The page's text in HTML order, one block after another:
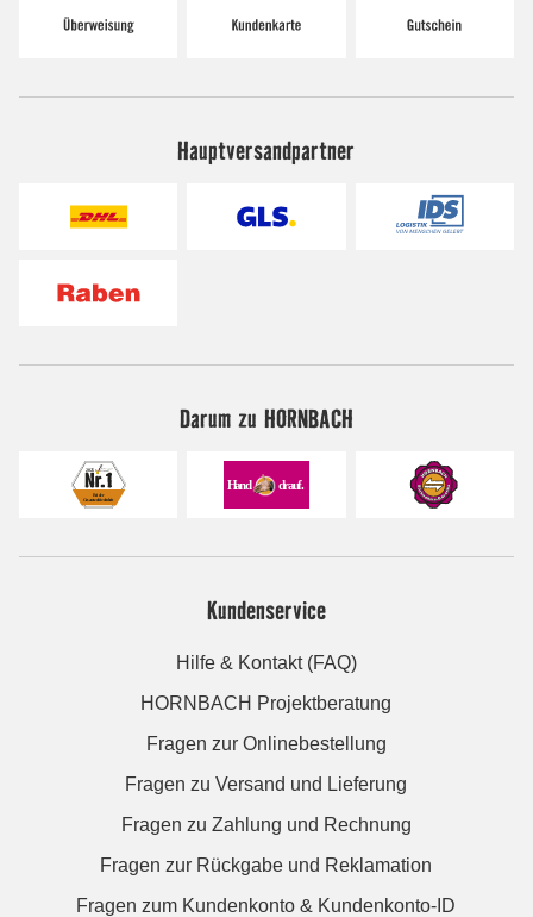
Hauptversandpartner
Darum zu HORNBACH
Kundenservice
Hilfe & Kontakt (FAQ)
HORNBACH Projektberatung
Fragen zur Onlinebestellung
Fragen zu Versand und Lieferung
Fragen zu Zahlung und Rechnung
Fragen zur Rückgabe und Reklamation
Fragen zum Kundenkonto & Kundenkonto-ID